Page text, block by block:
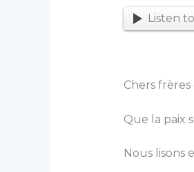
Listen
Chers
Que la paix
Nous lisons